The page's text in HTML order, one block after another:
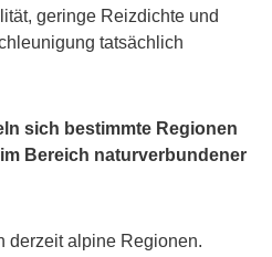
geringe Reizdichte und
tatsächlich
sich bestimmte Regionen
Bereich naturverbundener
derzeit alpine Regionen.